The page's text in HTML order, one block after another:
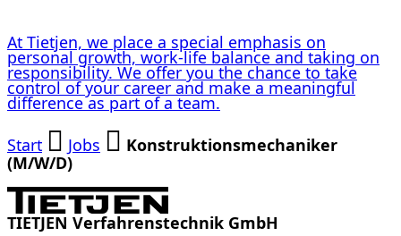
At Tietjen, we place a special emphasis on
personal growth, work-life balance and taking on
responsibility. We offer you the chance to take
control of your career and make a meaningful
difference as part of a team.
Start
Jobs
Konstruktionsmechaniker
(M/W/D)
TIETJEN Verfahrenstechnik GmbH